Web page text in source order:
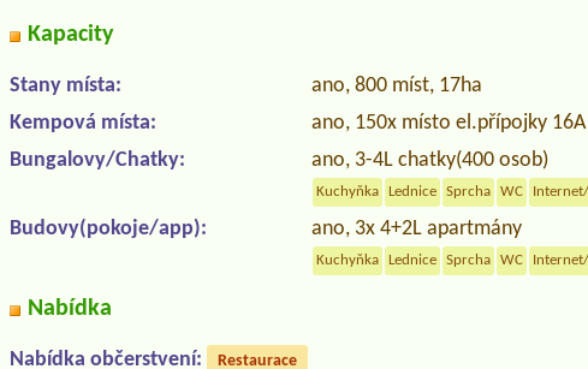
Kapacity
Stany místa:
ano, 800 míst, 17ha
Kempová místa:
ano, 150x místo el.přípojky 16A
Bungalovy/Chatky:
ano, 3-4L chatky(400 osob)
Kuchyňka Lednice Sprcha WC
Budovy(pokoje/app): ano, 3x 4+2L apartmány
Kuchyňka Lednice Sprcha WC
Nabídka
Nabídka občerstvení: Restaurace